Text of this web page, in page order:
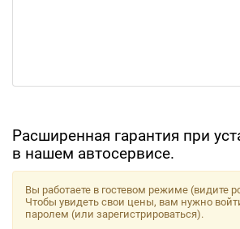
Расширенная гарантия при
в нашем автосервисе.
Вы работаете в гостевом режиме (видите
Чтобы увидеть свои цены, вам нужно
паролем (или зарегистрироваться).